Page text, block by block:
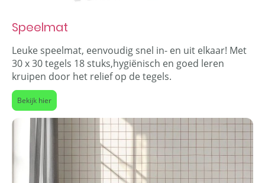
Speelmat
Leuke speelmat, eenvoudig snel in- en uit elkaar! Met
30 x 30 tegels 18 stuks,hygiënisch en goed leren
kruipen door het relief op de tegels.
Bekijk hier